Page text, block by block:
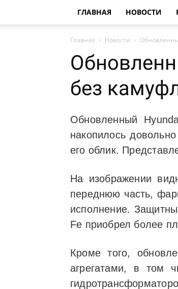
ГЛАВНАЯ НОВОСТИ
Главная Новости
без
Обновленный
накопилось
его облик.
На изображении
переднюю часть,
исполнение.
Fe приобрел более
Кроме того,
агрегатами, в том